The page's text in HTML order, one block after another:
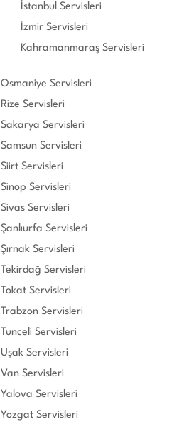
İstanbul Servisleri
İzmir Servisleri
Kahramanmaraş Servisleri
Osmaniye Servisleri
Rize Servisleri
Sakarya Servisleri
Samsun Servisleri
Siirt Servisleri
Sinop Servisleri
Sivas Servisleri
Şanlıurfa Servisleri
Şırnak Servisleri
Tekirdağ Servisleri
Tokat Servisleri
Trabzon Servisleri
Tunceli Servisleri
Uşak Servisleri
Van Servisleri
Yalova Servisleri
Yozgat Servisleri